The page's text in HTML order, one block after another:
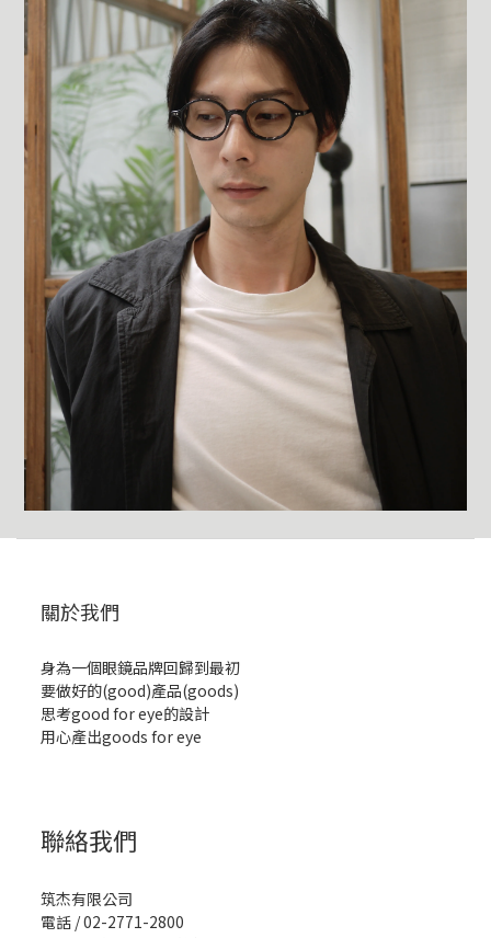
關於我們
身為一個眼鏡品牌回歸到最初
要做好的(good)產品(goods)
思考good for eye的設計
用心產出goods for eye
聯絡我們
筑杰有限公司
電話 / 02-2771-2800